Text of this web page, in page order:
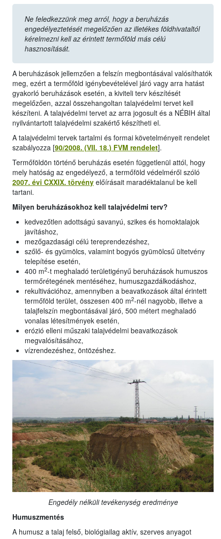
Ne feledkezzünk meg arról, hogy a beruházás
engedélyeztetését megelőzően az illetékes földhivataltól
kérelmezni kell az érintett termőföld más célú
hasznosítását.
A beruházások jellemzően a felszín megbontásával valósíthatók
meg, ezért a termőföld igénybevételével járó vagy arra hatást
gyakorló beruházások esetén, a kiviteli terv készítését
megelőzően, azzal összehangoltan talajvédelmi tervet kell
készíteni. A talajvédelmi tervet az arra jogosult és a NÉBIH által
nyilvántartott talajvédelmi szakértő készítheti el.
A talajvédelmi tervek tartalmi és formai követelményeit rendelet
szabályozza [90/2008. (VII. 18.) FVM rendelet].
Termőföldön történő beruházás esetén függetlenül attól, hogy
mely hatóság az engedélyező, a termőföld védelméről szóló
2007. évi CXXIX. törvény előírásait maradéktalanul be kell
tartani.
Milyen beruházásokhoz kell talajvédelmi terv?
kedvezőtlen adottságú savanyú, szikes és homoktalajok
javításhoz,
mezőgazdasági célú tereprendezéshez,
szőlő- és gyümölcs, valamint bogyós gyümölcsű ültetvény
telepítése esetén,
400 m2-t meghaladó területigényű beruházások humuszos
termőrétegének mentéséhez, humuszgazdálkodáshoz,
rekultivációhoz, amennyiben a beavatkozások által érintett
termőföld terület, összesen 400 m2-nél nagyobb, illetve a
talajfelszín megbontásával járó, 500 métert meghaladó
vonalas létesítmények esetén,
erózió elleni műszaki talajvédelmi beavatkozások
megvalósításához,
vízrendezéshez, öntözéshez.
Engedély nélküli tevékenység eredménye
Humuszmentés
A humusz a talaj felső, biológiailag aktív, szerves anyagot